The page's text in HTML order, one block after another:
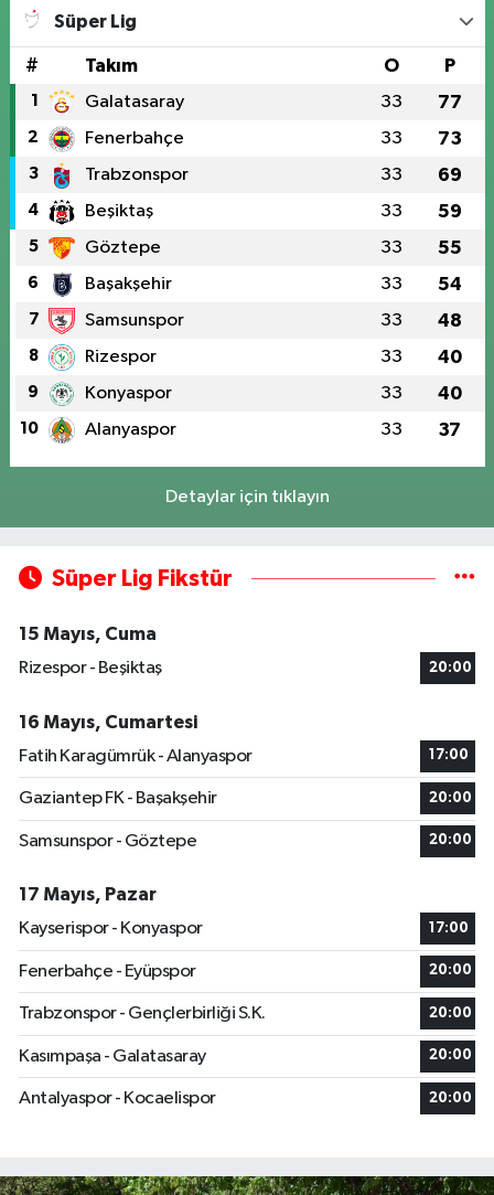
Süper Lig
# Takım O P
1 Galatasaray 33 77
2 Fenerbahçe 33 73
3 Trabzonspor 33 69
4 Beşiktaş 33 59
5 Göztepe 33 55
6 Başakşehir 33 54
7 Samsunspor 33 48
8 Rizespor 33 40
9 Konyaspor 33 40
10 Alanyaspor 33 37
Detaylar için tıklayın
Süper Lig Fikstür
15 Mayıs, Cuma
Rizespor - Beşiktaş
20:00
16 Mayıs, Cumartesi
Fatih Karagümrük - Alanyaspor
17:00
Gaziantep FK - Başakşehir 20:00
Samsunspor - Göztepe 20:00
17 Mayıs, Pazar
Kayserispor - Konyaspor
17:00
Fenerbahçe - Eyüpspor 20:00
Trabzonspor - Gençlerbirliği S.K. 20:00
Kasımpaşa - Galatasaray 20:00
Antalyaspor - Kocaelispor 20:00